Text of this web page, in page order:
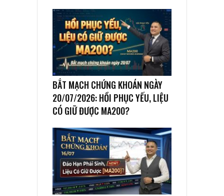
BẮT MẠCH CHỨNG KHOÁN NGÀY
20/07/2026: HỒI PHỤC YẾU, LIỆU
CÓ GIỮ ĐƯỢC MA200?